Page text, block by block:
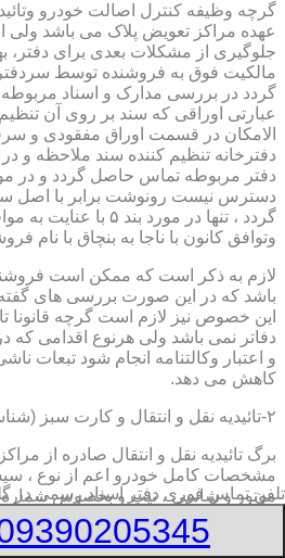
عهده مراکز تعویض پلاک می باشد ولی
جلوگیری از مشکلات بعدی برای دفتر،
مالکیت فوق به فروشنده توسط
گردد در بررسی مدارک و اسناد
عبارتی اوراقی که سند بر روی آن
الامکان در قسمت اوراق مفقودی و
دفترخانه تنظیم کننده سند ملاحظه و
دفتر مربوطه تماس حاصل گردد و در
دسترس نیست رونوشت برابر با اصل
گردد ، تنها در مورد
وتوافق کانون با ناجا به بنچاق با نام
لازم به ذکر است که ممکن است
باشد که در این صورت بررسی های
این خصوص نیز لازم است گرچه قانونا
دفاتر نمی باشد ولی هرنوع اقدامی
و اعتبار وکالتنامه انجام شود تبعات
کاهش می دهد.
۲-تائیدیه نقل و انتقال و کارت سبز (شناسنامه مالکیت)
برگ تائیدیه نقل و انتقال صادره از
مشخصات کامل خودرو اعم از نوع ،
صدر صفحه و مشخصات فروشنده و
سجلی و شماره ملی و کدپستی و آدرس
تلفن تماس فوری دفتر اسناد رسمی در